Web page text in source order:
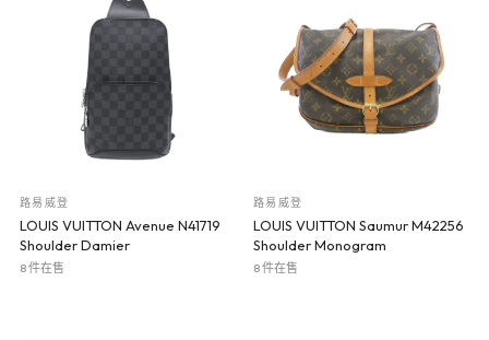
路易威登
LOUIS VUITTON Avenue N41719
Shoulder Damier
8 件在售
路易威登
LOUIS VUITTON Saumur M42256
Shoulder Monogram
8 件在售